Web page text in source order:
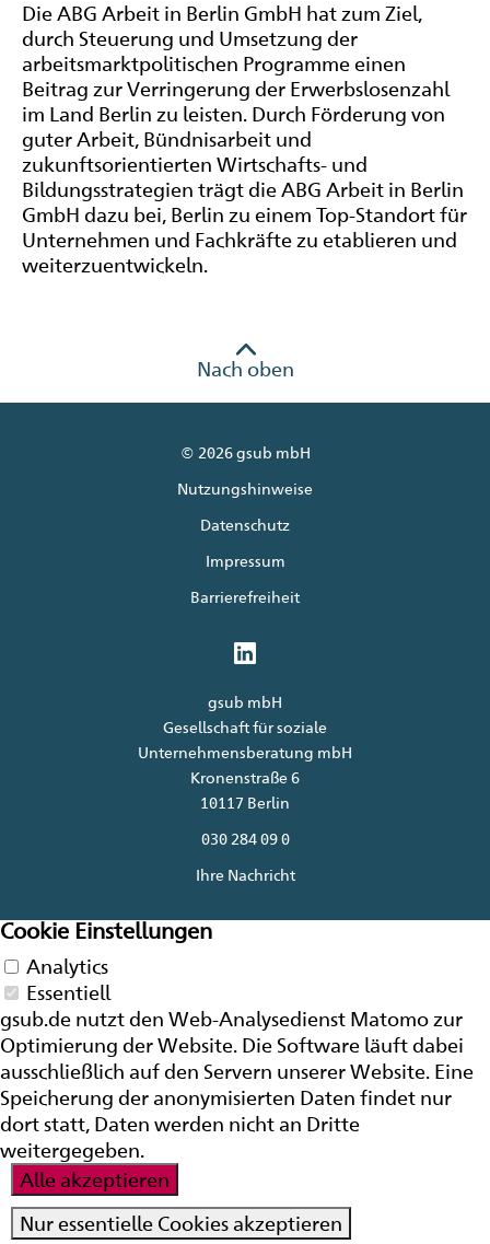
Die ABG Arbeit in Berlin GmbH hat zum Ziel,
durch Steuerung und Umsetzung der
arbeitsmarktpolitischen Programme einen
Beitrag zur Verringerung der Erwerbslosenzahl
im Land Berlin zu leisten. Durch Förderung von
guter Arbeit, Bündnisarbeit und
zukunftsorientierten Wirtschafts- und
Bildungsstrategien trägt die ABG Arbeit in Berlin
GmbH dazu bei, Berlin zu einem Top-Standort für
Unternehmen und Fachkräfte zu etablieren und
weiterzuentwickeln.
Nach oben
© 2026 gsub mbH
Nutzungshinweise
Datenschutz
Impressum
Barrierefreiheit
gsub mbH
Gesellschaft für soziale
Unternehmensberatung mbH
Kronenstraße 6
10117 Berlin
030 284 09 0
Ihre Nachricht
Cookie Einstellungen
Analytics
Essentiell
gsub.de nutzt den Web-Analysedienst Matomo zur
Optimierung derWebsite. Die Software läuft dabei
ausschließlich auf den Servern unsererWebsite. Eine
Speicherung der anonymisierten Daten findet nur
dort statt, Daten werden nicht an Dritte
weitergegeben.
Alle akzeptieren
Nur essentielle Cookies akzeptieren